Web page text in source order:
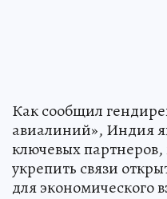
Как сообщил
авиалиний», Индия
ключевых
укрепить связи
для экономического